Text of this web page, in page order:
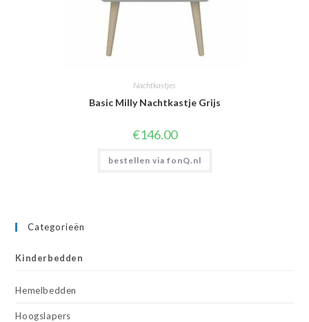
Nachtkastjes
Basic Milly Nachtkastje Grijs
€146.00
bestellen via fonQ.nl
Categorieën
Kinderbedden
Hemelbedden
Hoogslapers